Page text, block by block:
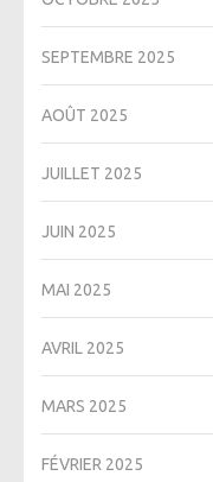
SEPTEMBRE 2025
AOÛT 2025
JUILLET 2025
JUIN 2025
MAI 2025
AVRIL 2025
MARS 2025
FÉVRIER 2025